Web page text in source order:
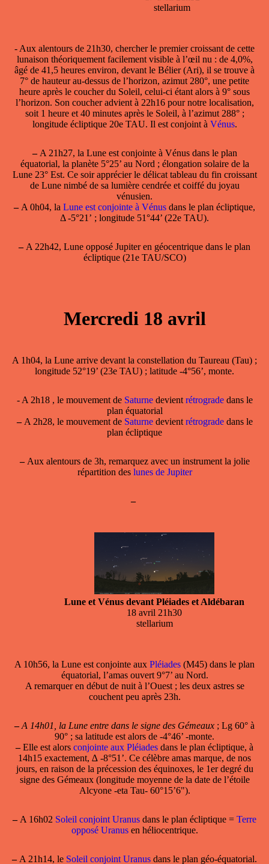
stellarium
- Aux alentours de 21h30, chercher le premier croissant de cette
lunaison théoriquement facilement visible à l’œil nu : de 4,0%,
âgé de 41,5 heures environ, devant le Bélier (Ari), il se trouve à
7° de hauteur au-dessus de l’horizon, azimut 280°, une petite
heure après le coucher du Soleil, celui-ci étant alors à 9° sous
l’horizon. Son coucher advient à 22h16 pour notre localisation,
soit 1 heure et 40 minutes après le Soleil, à l’azimut 288° ;
longitude écliptique 20e TAU. Il est conjoint à Vénus.
–A 21h27, la Lune est conjointe à Vénusdans le plan
équatorial, la planète 5°25’ au Nord ; élongation solaire de la
Lune 23° Est. Ce soir apprécier le délicat tableau du fin croissant
de Lune nimbé de sa lumière cendrée et coiffé du joyau
vénusien.
–A 0h04, la Lune est conjointe à Vénus dans le plan écliptique,
Δ -5°21’ ; longitude 51°44’ (22e TAU).
–A 22h42, Lune opposé Jupiter en géocentrique dans le plan
écliptique (21e TAU/SCO)
Mercredi 18 avril
A 1h04, la Lune arrive devant la constellation du Taureau (Tau) ;
longitude 52°19’ (23e TAU) ; latitude -4°56’, monte.
- A 2h18 , le mouvement de Saturnedevient rétrogradedans le
plan équatorial
–A 2h28, le mouvement de Saturnedevient rétrogradedans le
plan écliptique
–Aux alentours de 3h, remarquez avec un instrument la jolie
répartition des lunes de Jupiter
–
Lune et Vénus devant Pléiades et Aldébaran
18 avril 21h30
stellarium
A 10h56, la Lune est conjointe aux Pléiades (M45) dans le plan
équatorial, l’amas ouvert 9°7’ au Nord.
A remarquer en début de nuit à l’Ouest ; les deux astres se
couchent peu après 23h.
– A 14h01, la Lune entre dans le signe des Gémeaux ; Lg 60° à
90° ; sa latitude est alors de -4°46’ -monte.
–Elle est alors conjointe aux Pléiades dans le plan écliptique, à
14h15 exactement, ∆ -8°51’. Ce célèbre amas marque, de nos
jours, en raison de la précession des équinoxes, le 1er degré du
signe des Gémeaux (longitude moyenne de la date de l’étoile
Alcyone -eta Tau- 60°15’6").
–A 16h02 Soleil conjoint Uranus dans le plan écliptique = Terre
opposé Uranusen héliocentrique.
–A 21h14, le Soleil conjoint Uranus dans le plan géo-équatorial.